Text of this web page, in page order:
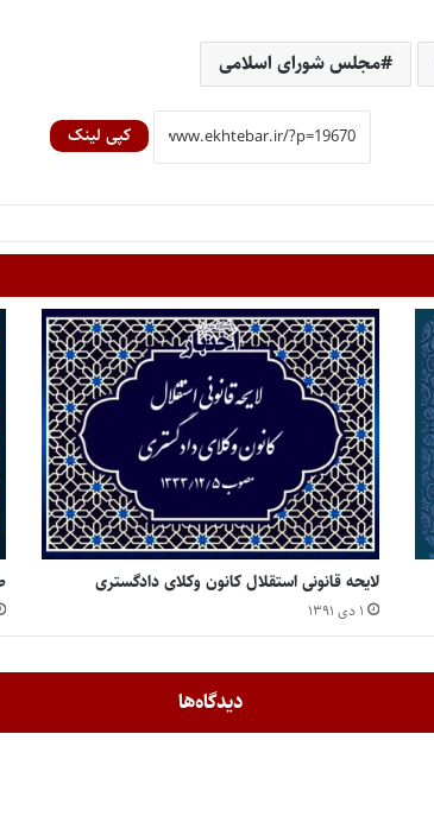
مجلس شورای اسلامی
کپی لینک
لایحه قانونی استقلال کانون وکلای دادگستری
۱ دی ۱۳۹۱
دیدگاه‌ها